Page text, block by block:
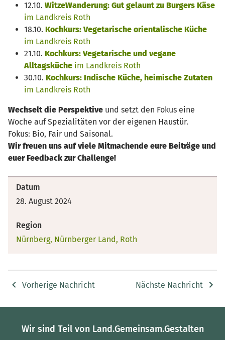
12.10. WitzeWanderung: Gut gelaunt zu Burgers Käse
im Landkreis Roth
18.10. Kochkurs: Vegetarische orientalische Küche
im Landkreis Roth
21.10. Kochkurs: Vegetarische und vegane
Alltagsküche im Landkreis Roth
30.10. Kochkurs: Indische Küche, heimische Zutaten
im Landkreis Roth
Wechselt die Perspektive und setzt den Fokus eine
Woche auf Spezialitäten vor der eigenen Haustür.
Fokus: Bio, Fair und Saisonal.
Wir freuen uns auf viele Mitmachende eure Beiträge und
euer Feedback zur Challenge!
Datum
28. August 2024
Region
Nürnberg, Nürnberger Land, Roth
Vorherige Nachricht Nächste Nachricht
Wir sind Teil von Land.Gemeinsam.Gestalten